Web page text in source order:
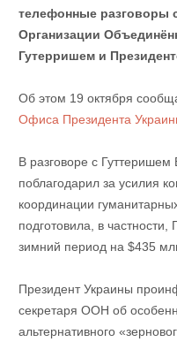
телефонные разговоры
Организации
Гутерришем и
Об этом 19 октября
Офиса Президента
В разговоре с
поблагодарил за усилия
координации
подготовила, в
зимний период на $435
Президент Украины
секретаря ООН об
альтернативного